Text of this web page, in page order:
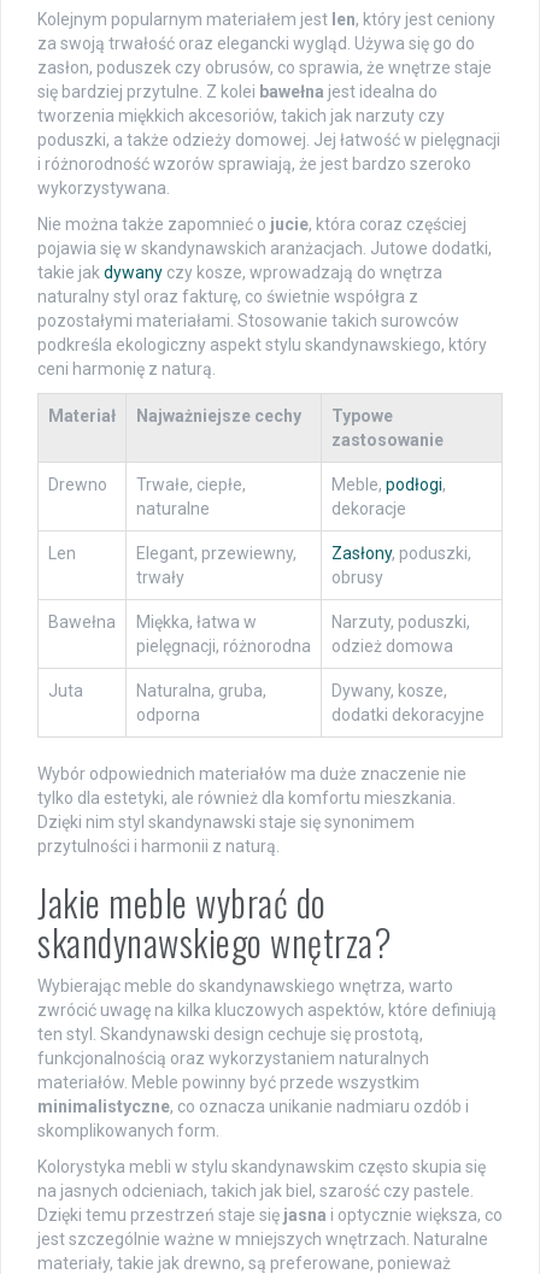
Kolejnym popularnym materiałem jest len, który jest ceniony
za swoją trwałość oraz elegancki wygląd. Używa się go do
zasłon, poduszek czy obrusów, co sprawia, że wnętrze staje
się bardziej przytulne. Z kolei bawełna jest idealna do
tworzenia miękkich akcesoriów, takich jak narzuty czy
poduszki, a także odzieży domowej. Jej łatwość w pielęgnacji
i różnorodność wzorów sprawiają, że jest bardzo szeroko
wykorzystywana.
Nie można także zapomnieć o jucie, która coraz częściej
pojawia się w skandynawskich aranżacjach. Jutowe dodatki,
takie jakdywany czy kosze, wprowadzają do wnętrza
naturalny styl oraz fakturę, co świetnie współgra z
pozostałymi materiałami. Stosowanie takich surowców
podkreśla ekologiczny aspekt stylu skandynawskiego, który
ceni harmonię z naturą.
Materiał Najważniejsze cechy
Typowe
zastosowanie
Drewno
Trwałe, ciepłe,
naturalne
Meble, podłogi,
dekoracje
Len
Elegant, przewiewny,
trwały
Zasłony, poduszki,
obrusy
Bawełna
Miękka, łatwa w
pielęgnacji, różnorodna
Narzuty, poduszki,
odzież domowa
Juta
Naturalna, gruba,
odporna
Dywany, kosze,
dodatki dekoracyjne
Wybór odpowiednich materiałów ma duże znaczenie nie
tylko dla estetyki, ale również dla komfortu mieszkania.
Dzięki nim styl skandynawski staje się synonimem
przytulności i harmonii z naturą.
Jakie meble wybrać do
skandynawskiego wnętrza?
Wybierając meble do skandynawskiego wnętrza, warto
zwrócić uwagę na kilka kluczowych aspektów, które definiują
ten styl. Skandynawski design cechuje się prostotą,
funkcjonalnością oraz wykorzystaniem naturalnych
materiałów. Meble powinny być przede wszystkim
minimalistyczne, co oznacza unikanie nadmiaru ozdób i
skomplikowanych form.
Kolorystyka mebli w stylu skandynawskim często skupia się
na jasnych odcieniach, takich jak biel, szarość czy pastele.
Dzięki temu przestrzeń staje się jasna i optycznie większa, co
jest szczególnie ważne w mniejszych wnętrzach. Naturalne
materiały, takie jak drewno, są preferowane, ponieważ